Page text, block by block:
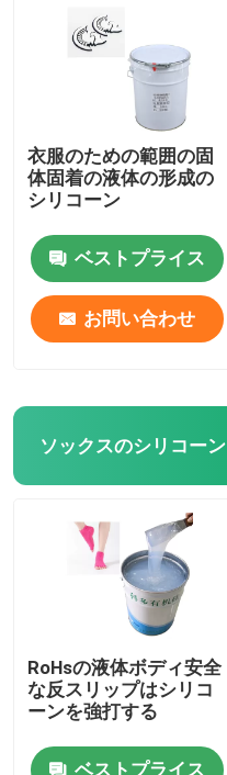
衣服のための範囲の固
体固着の液体の形成の
シリコーン
ベストプライス
お問い合わせ
ソックスのシリコーン
RoHsの液体ボディ安全
な反スリップはシリコ
ーンを強打する
ベストプライス